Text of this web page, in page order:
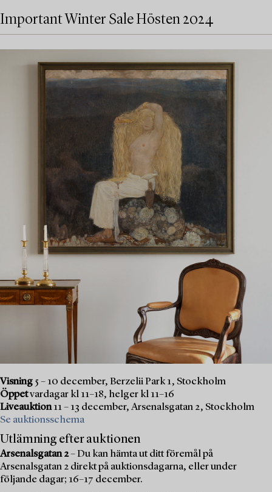
Important Winter Sale Hösten 2024
Visning 5 – 10 december, Berzelii Park 1, Stockholm
Öppetvardagar kl 11–18, helger kl 11–16
Liveauktion11 – 13 december, Arsenalsgatan 2, Stockholm
Se auktionsschema
Utlämning efter auktionen
Arsenalsgatan 2– Du kan hämta ut ditt föremål på
Arsenalsgatan 2 direkt på auktionsdagarna, eller under
följande dagar; 16–17 december.